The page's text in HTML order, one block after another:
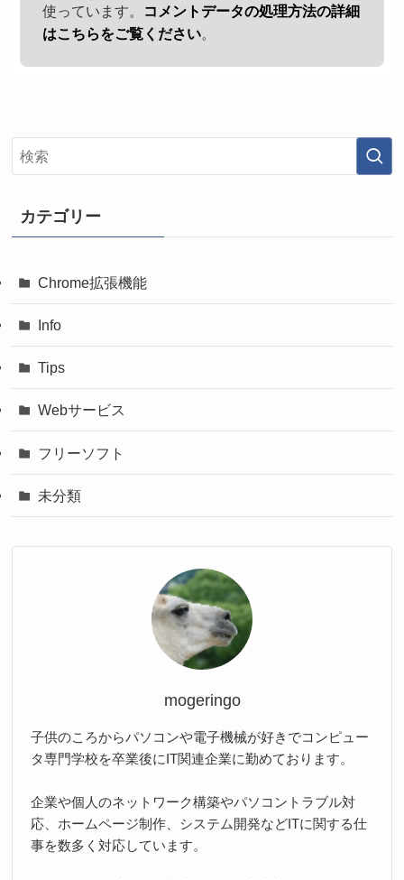
使っています。
コメントデータの処理方法の詳細
はこちらをご覧ください。
カテゴリー
Chrome拡張機能
Info
Tips
Webサービス
フリーソフト
未分類
mogeringo
子供のころからパソコンや電子機械が好きでコンピュー
タ専門学校を卒業後にIT関連企業に勤めております。
企業や個人のネットワーク構築やパソコントラブル対
応、ホームページ制作、システム開発などITに関する仕
事を数多く対応しています。